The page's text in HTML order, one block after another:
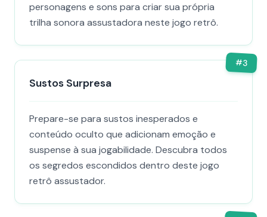
personagens e sons para criar sua própria
trilha sonora assustadora neste jogo retrô.
#3
Sustos Surpresa
Prepare-se para sustos inesperados e
conteúdo oculto que adicionam emoção e
suspense à sua jogabilidade. Descubra todos
os segredos escondidos dentro deste jogo
retrô assustador.